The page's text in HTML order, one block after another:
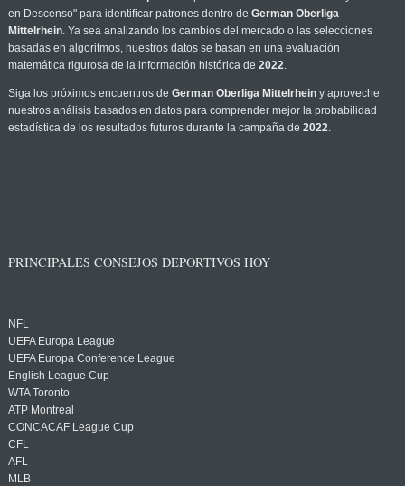
en Descenso" para identificar patrones dentro de German Oberliga
Mittelrhein. Ya sea analizando los cambios del mercado o las selecciones
basadas en algoritmos, nuestros datos se basan en una evaluación
matemática rigurosa de la información histórica de 2022.
Siga los próximos encuentros de German Oberliga Mittelrheiny aproveche
nuestros análisis basados en datos para comprender mejor la probabilidad
estadística de los resultados futuros durante la campaña de 2022.
PRINCIPALES CONSEJOS DEPORTIVOS HOY
NFL
UEFA Europa League
UEFA Europa Conference League
English League Cup
WTA Toronto
ATP Montreal
CONCACAF League Cup
CFL
AFL
MLB